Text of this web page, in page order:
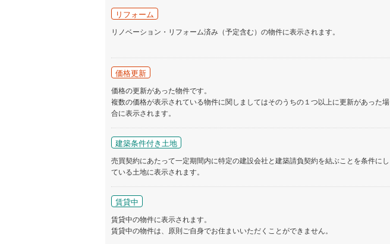
リフォーム
リノベーション・リフォーム済み（予定含む）の物件に表示されます。
価格更新
価格の更新があった物件です。
複数の価格が表示されている物件に関しましてはそのうちの１つ以上に更新があった場
合に表示されます。
建築条件付き土地
売買契約にあたって一定期間内に特定の建設会社と建築請負契約を結ぶことを条件にし
ている土地に表示されます。
賃貸中
賃貸中の物件に表示されます。
賃貸中の物件は、原則ご自身でお住まいいただくことができません。